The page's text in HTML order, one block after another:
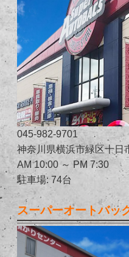
045-982-9701
神奈川県横浜市緑区十日
AM 10:00 ～ PM 7:30
駐車場: 74台
スーパーオートバッ